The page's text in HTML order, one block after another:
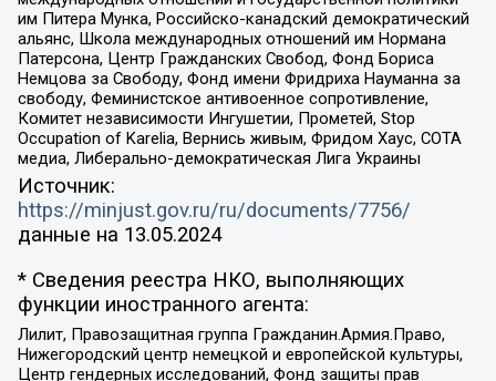
им Питера Мунка, Российско-канадский демократический
альянс, Школа международных отношений им Нормана
Патерсона, Центр Гражданских Свобод, Фонд Бориса
Немцова за Свободу, Фонд имени Фридриха Науманна за
свободу, Феминистское антивоенное сопротивление,
Комитет независимости Ингушетии, Прометей, Stop
Occupation of Karelia, Вернись живым, Фридом Хаус, СОТА
медиа, Либерально-демократическая Лига Украины
Источник:
https://minjust.gov.ru/ru/documents/7756/
данные на 13.05.2024
* Сведения реестра НКО, выполняющих
функции иностранного агента:
Лилит, Правозащитная группа Гражданин.Армия.Право,
Нижегородский центр немецкой и европейской культуры,
Центр гендерных исследований, Фонд защиты прав